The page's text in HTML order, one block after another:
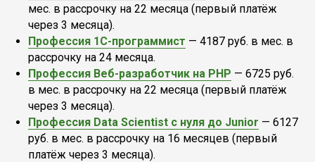
мес. в рассрочку на 22 месяца (первый платёж
через 3 месяца).
Профессия 1С-программист — 4187 руб. в мес. в
рассрочку на 24 месяца.
Профессия Веб-разработчик на PHP — 6725 руб.
в мес. в рассрочку на 22 месяца (первый платёж
через 3 месяца).
Профессия Data Scientist с нуля до Junior — 6127
руб. в мес. в рассрочку на 16 месяцев (первый
платёж через 3 месяца).